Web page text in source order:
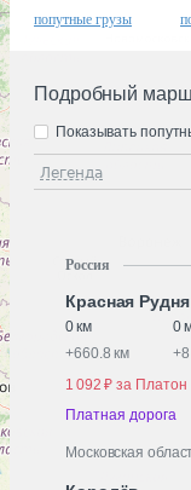
попутные грузы
Подробный
Легенда
Показывать
Россия
Красная
0 км
0
+660.8 км +
1 092 ₽ за Платон
Платная дорога
Московская